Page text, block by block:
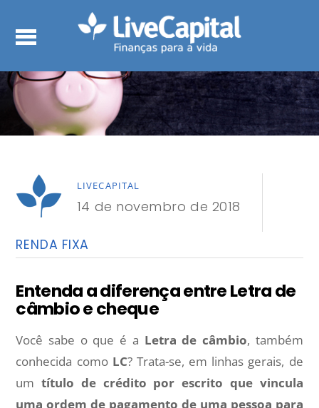
LIVECAPITAL
14 de novembro de 2018
RENDA FIXA
Entenda a diferença entre Letra de
câmbio e cheque
Você sabe o que é a Letra de câmbio, também
conhecida como LC? Trata-se, em linhas gerais, de
umtítulo de crédito por escrito que vincula
uma ordem de pagamento de uma pessoa para